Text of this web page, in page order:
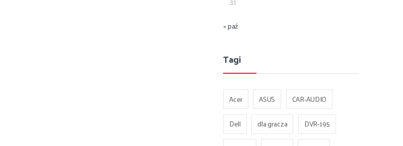
« paź
Tagi
Acer ASUS
CAR-AUDIO
Dell
dla gracza
DVR-195